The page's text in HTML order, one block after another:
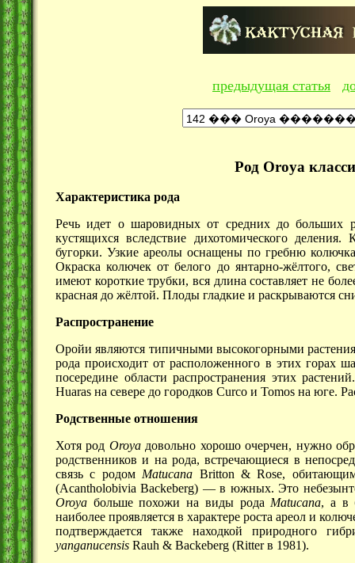
предыдущая статья
Род Oroya
Характеристика рода
Речь идет о шаровидных от средних до больших
кустящихся вследствие дихотомического
бугорки. Узкие ареолы оснащены по гребню
Окраска колючек от белого до янтарно-жёлтого,
имеют короткие трубки, вся длина составляет не
красная до жёлтой. Плоды гладкие и раскрываются
Распространение
Оройи являются типичными высокогорными
рода происходит от расположенного в этих горах
посередине области распространения этих
Huaras на севере до городков Curco и Tomos на юге.
Родственные отношения
Хотя род Oroyaдовольно хорошо очерчен, нужно
родственников и на рода, встречающиеся в
связь с родомMatucana Britton & Rose,
(AcantholobiviaBackeberg) —в южных. Это
Oroya больше похожи на виды родаMatucana, а в
наиболее проявляется в характере роста ареол и
подтверждается также находкой природного
yanganucensis Rauh & Backeberg (Ritter в 1981).